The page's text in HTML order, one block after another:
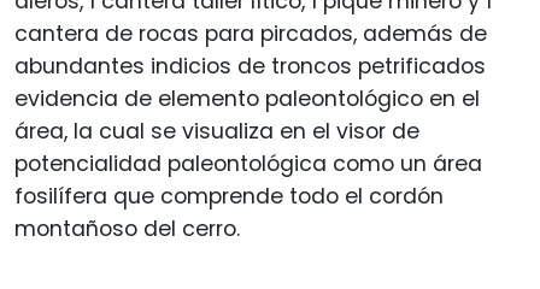
cantera de rocas para pircados, además de
abundantes indicios de troncos petrificados
evidencia de elemento paleontológico en el
área, la cual se visualiza en el visor de
potencialidad paleontológica como un área
fosilífera que comprende todo el cordón
montañoso del cerro.